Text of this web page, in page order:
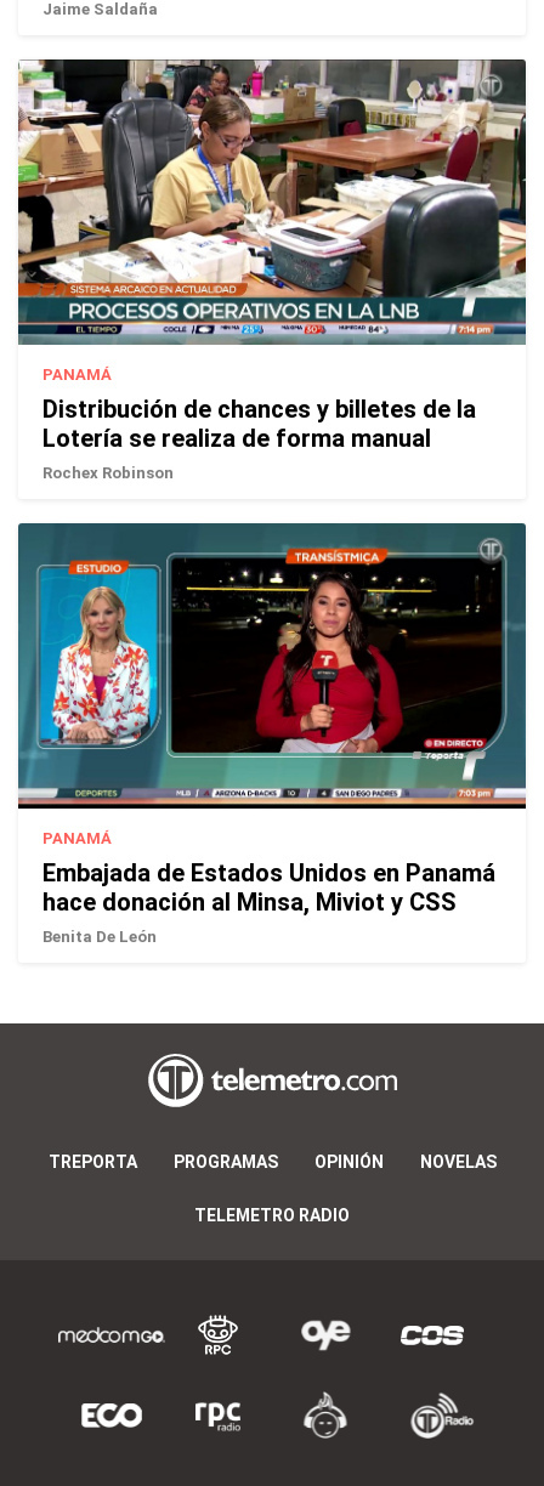
Jaime Saldaña
PANAMÁ
Distribución de chances y billetes de la
Lotería se realiza de forma manual
Rochex Robinson
PANAMÁ
Embajada de Estados Unidos en Panamá
hace donación al Minsa, Miviot y CSS
Benita De León
TREPORTA PROGRAMAS OPINIÓN NOVELAS
TELEMETRO RADIO